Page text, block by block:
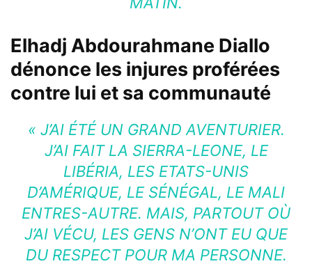
Elhadj Abdourahmane Diallo
dénonce les injures proférées
contre lui et sa communauté
« J’AI ÉTÉ UN GRAND AVENTURIER.
J’AI FAIT LA SIERRA-LEONE, LE
LIBÉRIA, LES ETATS-UNIS
D’AMÉRIQUE, LE SÉNÉGAL, LE MALI
ENTRES-AUTRE. MAIS, PARTOUT OÙ
J’AI VÉCU, LES GENS N’ONT EU QUE
DU RESPECT POUR MA PERSONNE.